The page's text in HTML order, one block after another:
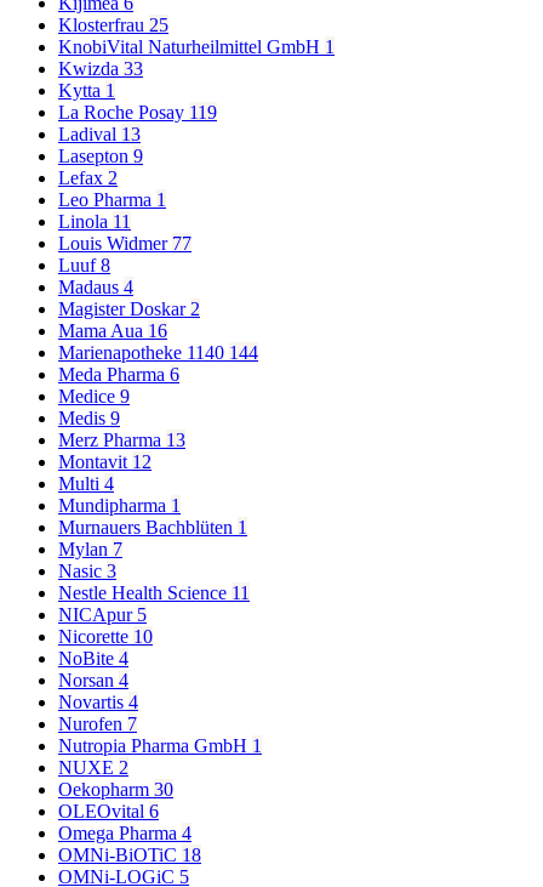
Klosterfrau 25
KnobiVital Naturheilmittel GmbH 1
Kwizda 33
Kytta 1
La Roche Posay 119
Ladival 13
Lasepton 9
Lefax 2
Leo Pharma 1
Linola 11
Louis Widmer 77
Luuf8
Madaus 4
Magister Doskar2
Mama Aua 16
Marienapotheke 1140 144
Meda Pharma 6
Medice 9
Medis 9
Merz Pharma 13
Montavit 12
Multi 4
Mundipharma 1
Murnauers Bachblüten 1
Mylan 7
Nasic 3
Nestle Health Science 11
NICApur 5
Nicorette 10
NoBite 4
Norsan 4
Novartis 4
Nurofen 7
Nutropia Pharma GmbH 1
NUXE 2
Oekopharm 30
OLEOvital 6
Omega Pharma 4
OMNi-BiOTiC 18
OMNi-LOGiC 5